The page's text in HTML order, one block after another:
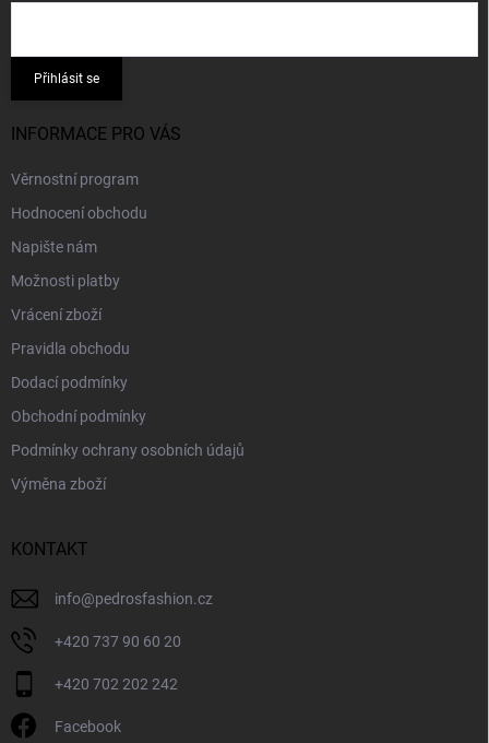
Přihlásit se
INFORMACE PRO VÁS
Věrnostní program
Hodnocení obchodu
Napište nám
Možnosti platby
Vrácení zboží
Pravidla obchodu
Dodací podmínky
Obchodní podmínky
Podmínky ochrany osobních údajů
Výměna zboží
KONTAKT
info@pedrosfashion.cz
+420 737 90 60 20
+420 702 202 242
Facebook